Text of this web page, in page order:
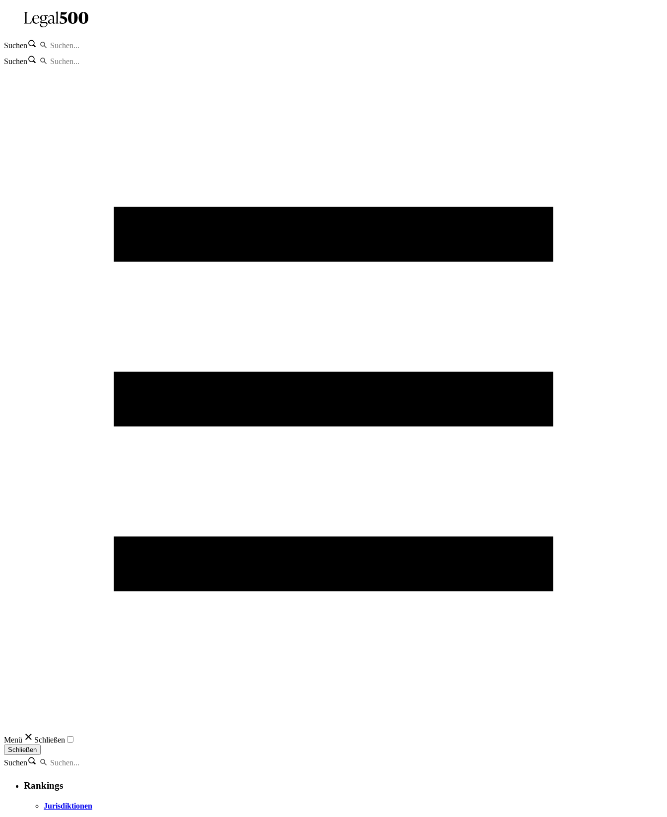
Suchen
Suchen
Menü Schließen
Schließen
Suchen
Rankings
Jurisdiktionen